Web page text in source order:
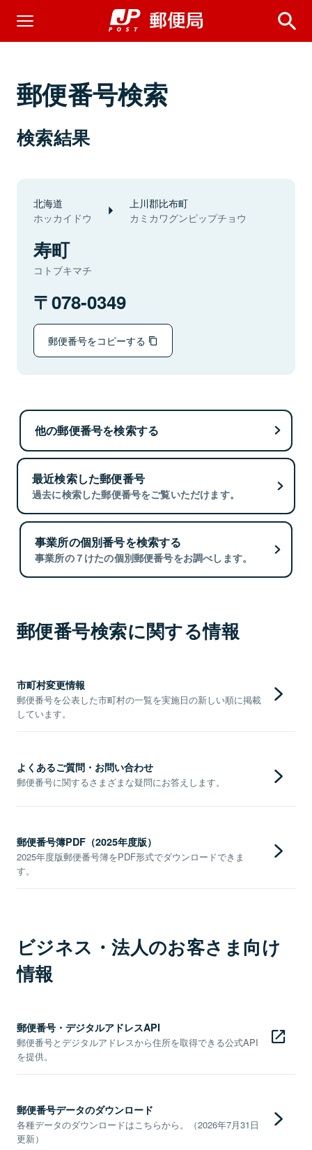
郵便番号検索
検索結果
北海道
ホッカイドウ
上川郡比布町
カミカワグンピップチョウ
寿町
コトブキマチ
078-0349
郵便番号をコピーする
他の郵便番号を検索する
最近検索した郵便番号
過去に検索した郵便番号をご覧いただけます。
事業所の個別番号を検索する
事業所の７けたの個別郵便番号をお調べします。
郵便番号検索に関する情報
市町村変更情報
郵便番号を公表した市町村の一覧を実施日の新しい順に掲載
しています。
よくあるご質問・お問い合わせ
郵便番号に関するさまざまな疑問にお答えします。
郵便番号簿PDF（2025年度版）
2025年度版郵便番号簿をPDF形式でダウンロードできま
す。
ビジネス・法人のお客さま向け
情報
郵便番号・デジタルアドレスAPI
郵便番号とデジタルアドレスから住所を取得できる公式API
を提供。
郵便番号データのダウンロード
各種データのダウンロードはこちらから。（2026年7月31日
更新）